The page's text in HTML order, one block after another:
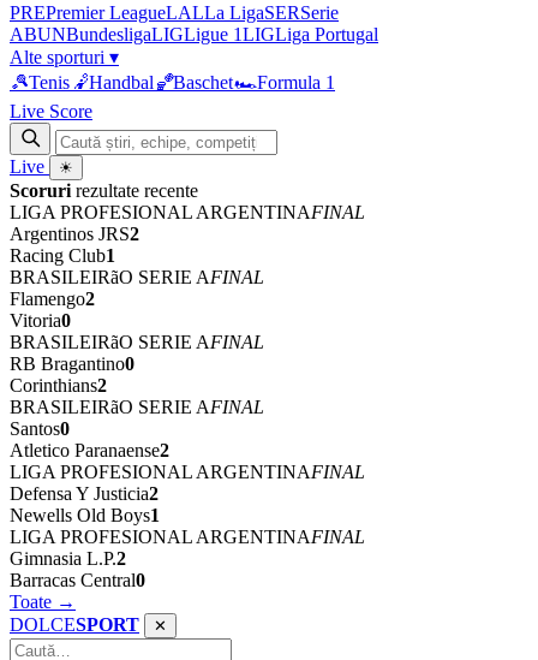
PREPremier LeagueLALLa LigaSERSerie
ABUNBundesligaLIGLigue 1LIGLiga Portugal
Alte sporturi ▾
🎾Tenis 🤾Handbal🏀Baschet🏎Formula 1
Live Score
Live ☀
Scoruri rezultate recente
LIGA PROFESIONAL ARGENTINAFINAL
Argentinos JRS2
Racing Club1
BRASILEIRãO SERIE AFINAL
Flamengo2
Vitoria0
BRASILEIRãO SERIE AFINAL
RB Bragantino0
Corinthians2
BRASILEIRãO SERIE AFINAL
Santos0
Atletico Paranaense2
LIGA PROFESIONAL ARGENTINAFINAL
Defensa Y Justicia2
Newells Old Boys1
LIGA PROFESIONAL ARGENTINAFINAL
Gimnasia L.P.2
Barracas Central0
Toate →
DOLCESPORT ✕